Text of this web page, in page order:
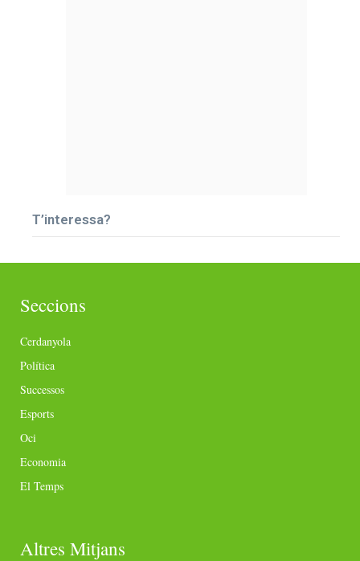
T’interessa?
Seccions
Cerdanyola
Política
Successos
Esports
Oci
Economia
El Temps
Altres Mitjans